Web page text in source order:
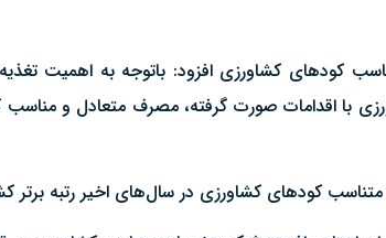
کودهای کشاورزی افزود: باتوجه به اهمیت
با اقدامات صورت گرفته، مصرف متعادل و مناسب
کودهای کشاورزی در سال‌های اخیر رتبه برتر